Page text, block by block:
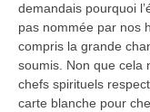
demandais pourquoi
pas nommée par nos
compris la grande
soumis. Non que cela
chefs spirituels
carte blanche pour